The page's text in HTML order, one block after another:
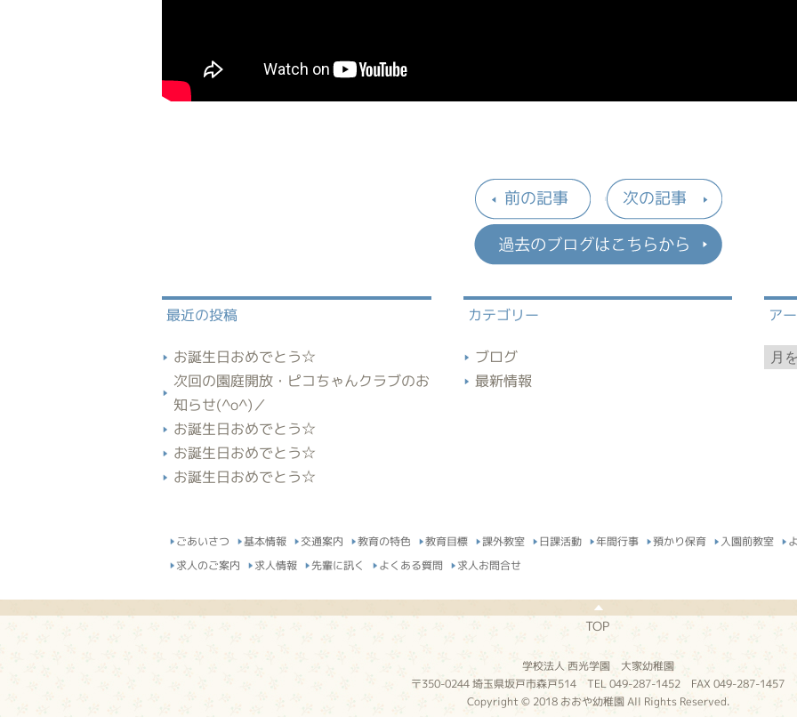
前の記事 次の記事
最近の投稿
お誕生日おめでとう☆
次回の園庭開放・ピコちゃんクラブのお
知らせ(^o^)／
お誕生日おめでとう☆
お誕生日おめでとう☆
お誕生日おめでとう☆
カテゴリー
ブログ
最新情報
ア
ア
ー
ごあいさつ 基本情報 交通案内 教育の特色 教育目標 課外教室 日課活動 年間行事 預かり保育 入園前教室
求人のご案内 求人情報 先輩に訊く よくある質問 求人お問合せ
TOP
学校法人 西光学園 大家幼稚園
〒350-0244 埼玉県坂戸市森戸514 TEL 049-287-1452 FAX 049-287-1457
Copyright © 2018 おおや幼稚園 All Rights Reserved.